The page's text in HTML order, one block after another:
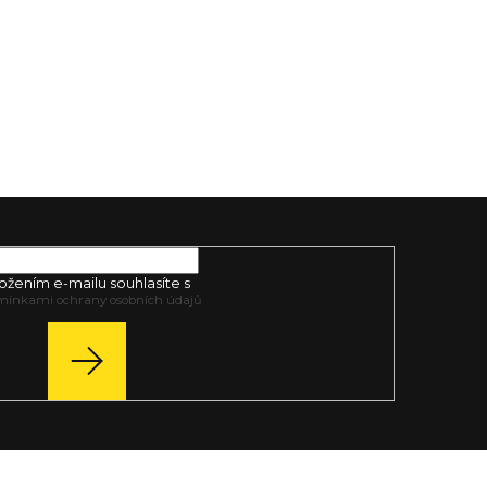
e-mailu souhlasíte s
ochrany osobních údajů
PŘIHLÁSIT
SE